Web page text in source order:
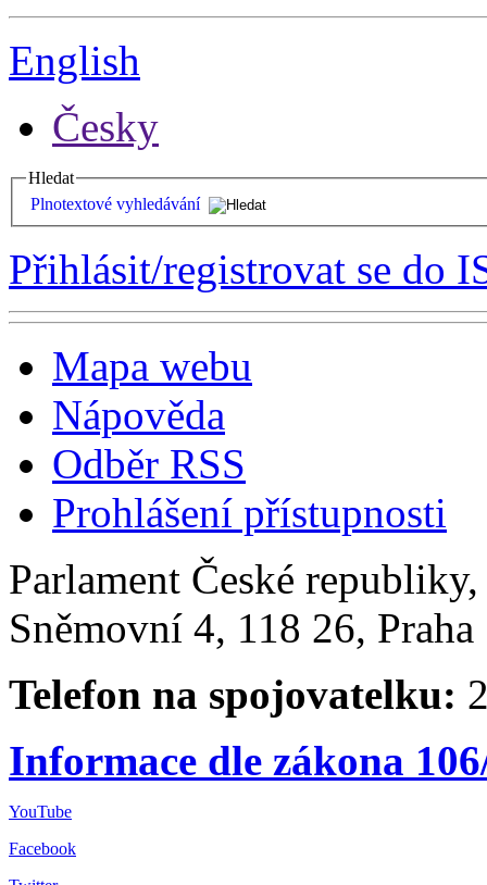
English
Česky
Hledat
Plnotextové vyhledávání
Přihlásit/registrovat se do
Mapa webu
Nápověda
Odběr RSS
Prohlášení přístupnosti
Parlament České
Sněmovní 4, 118 26,
Telefon na spojovatelku:
Informace dle zákona
YouTube
Facebook